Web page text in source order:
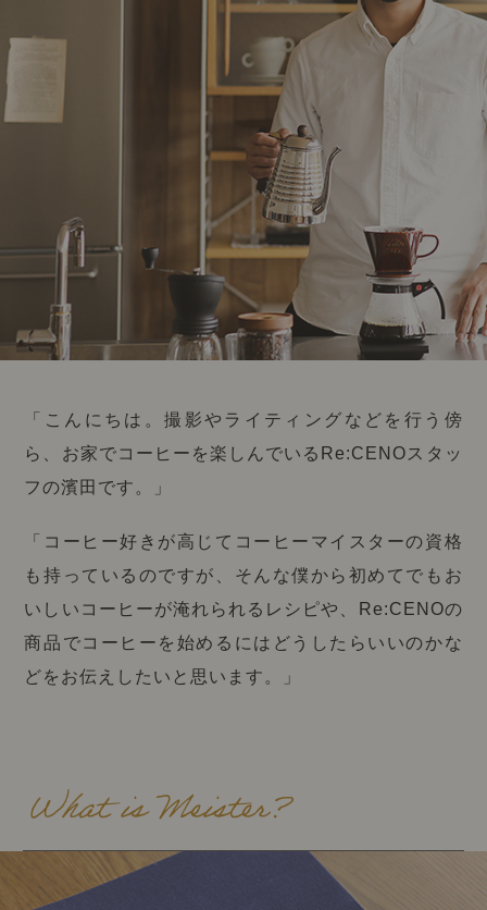
「こんにちは。撮影やライティングなどを行う傍
ら、お家でコーヒーを楽しんでいるRe:CENOスタッ
フの濱田です。」
「コーヒー好きが高じてコーヒーマイスターの資格
も持っているのですが、そんな僕から初めてでもお
いしいコーヒーが淹れられるレシピや、Re:CENOの
商品でコーヒーを始めるにはどうしたらいいのかな
どをお伝えしたいと思います。」
What is Meister?